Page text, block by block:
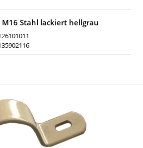
M16 Stahl lackiert hellgrau